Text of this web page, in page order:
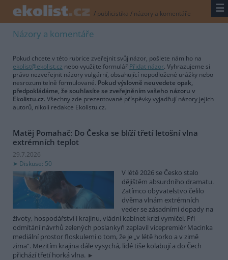
/ publicistika / názory a komentáře ☰
Názory a komentáře
Pokud chcete v této rubrice zveřejnit svůj názor, pošlete nám ho na
ekolist@ekolist.cz nebo využijte formulář Přidat názor. Vyhrazujeme si
právo nezveřejnit názory vulgární, obsahující nepodložené urážky nebo
nesrozumitelně formulované. Pokud výslovně neuvedete opak,
předpokládáme, že souhlasíte se zveřejněním vašeho názoru v
Ekolistu.cz. Všechny zde prezentované příspěvky vyjadřují názory jejich
autorů, nikoli redakce Ekolistu.cz.
Matěj Pomahač: Do Česka se blíží třetí letošní vlna
extrémních teplot
29.7.2026
Diskuse: 50
V létě 2026 se Česko stalo
dějištěm absurdního dramatu.
Zatímco obyvatelstvo čelilo
dvěma vlnám extrémních
veder se zásadními dopady na
životy, hospodářství i krajinu, vládní kabinet krizi vymlčel. Při
odmítání návrhů zelených poslankyň zaplavil vicepremiér Macinka
mediální prostor floskulemi o tom, že je „v létě horko a v zimě
zima“. Mezitím krajina dále vysychá, lidé tiše kolabují a do Čech
přichází třetí horká vlna.